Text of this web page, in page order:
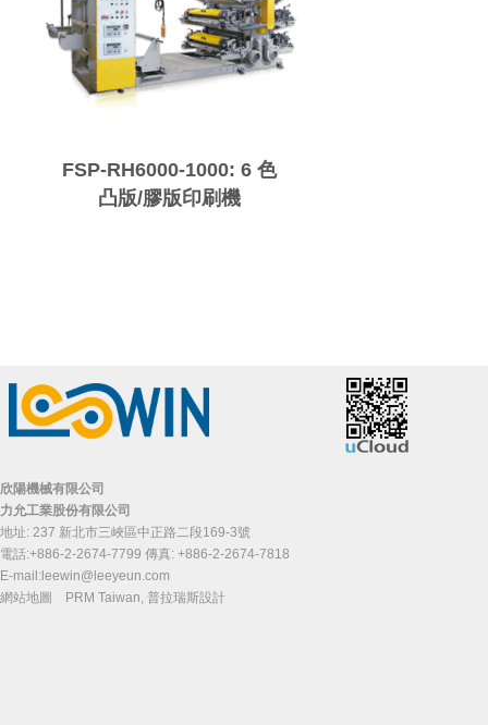
FSP-RH6000-1000: 6 色
凸版/膠版印刷機
欣陽機械有限公司
力允工業股份有限公司
地址: 237 新北市三峽區中正路二段169-3號
電話:+886-2-2674-7799 傳真: +886-2-2674-7818
E-mail:leewin@leeyeun.com
網站地圖
PRM Taiwan 普拉瑞斯設計